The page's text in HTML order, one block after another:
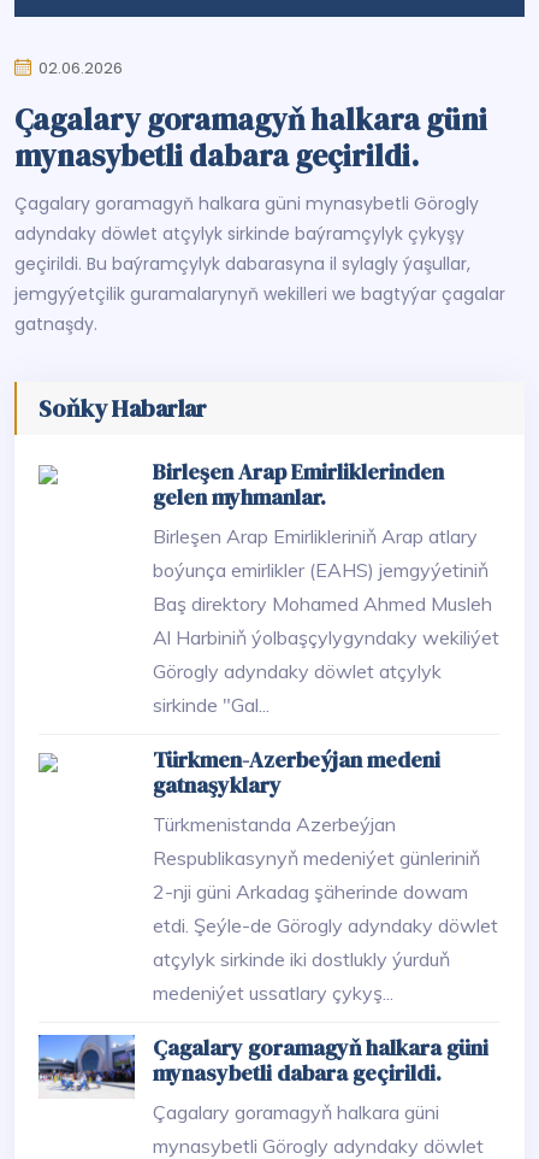
02.06.2026
Çagalary goramagyň halkara güni
mynasybetli dabara geçirildi.
Çagalary goramagyň halkara güni mynasybetli Görogly
adyndaky döwlet atçylyk sirkinde baýramçylyk çykyşy
geçirildi. Bu baýramçylyk dabarasyna il sylagly ýaşullar,
jemgyýetçilik guramalarynyň wekilleri we bagtyýar çagalar
gatnaşdy.
Soňky Habarlar
Birleşen Arap Emirliklerinden
gelen myhmanlar.
Birleşen Arap Emirlikleriniň Arap atlary
boýunça emirlikler (EAHS) jemgyýetiniň
Baş direktory Mohamed Ahmed Musleh
Al Harbiniň ýolbaşçylygyndaky wekiliýet
Görogly adyndaky döwlet atçylyk
sirkinde "Gal...
Türkmen-Azerbeýjan medeni
gatnaşyklary
Türkmenistanda Azerbeýjan
Respublikasynyň medeniýet günleriniň
2-nji güni Arkadag şäherinde dowam
etdi. Şeýle-de Görogly adyndaky döwlet
atçylyk sirkinde iki dostlukly ýurduň
medeniýet ussatlary çykyş...
Çagalary goramagyň halkara güni
mynasybetli dabara geçirildi.
Çagalary goramagyň halkara güni
mynasybetli Görogly adyndaky döwlet